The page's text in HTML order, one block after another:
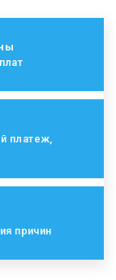
платеж,
причин